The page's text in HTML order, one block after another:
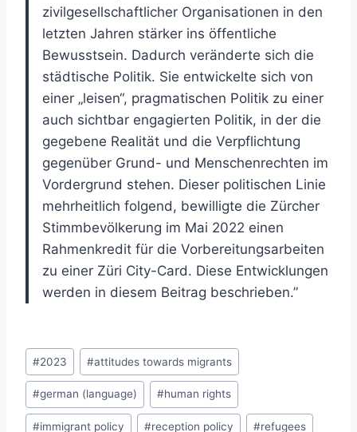
zivilgesellschaftlicher Organisationen in den
letzten Jahren stärker ins öffentliche
Bewusstsein. Dadurch veränderte sich die
städtische Politik. Sie entwickelte sich von
einer „leisen“, pragmatischen Politik zu einer
auch sichtbar engagierten Politik, in der die
gegebene Realität und die Verpflichtung
gegenüber Grund- und Menschenrechten im
Vordergrund stehen. Dieser politischen Linie
mehrheitlich folgend, bewilligte die Zürcher
Stimmbevölkerung im Mai 2022 einen
Rahmenkredit für die Vorbereitungsarbeiten
zu einer Züri City-Card. Diese Entwicklungen
werden in diesem Beitrag beschrieben.”
Post
Tags:
#2023 #attitudes towards migrants
#german (language) #human rights
#immigrant policy #reception policy #refugees